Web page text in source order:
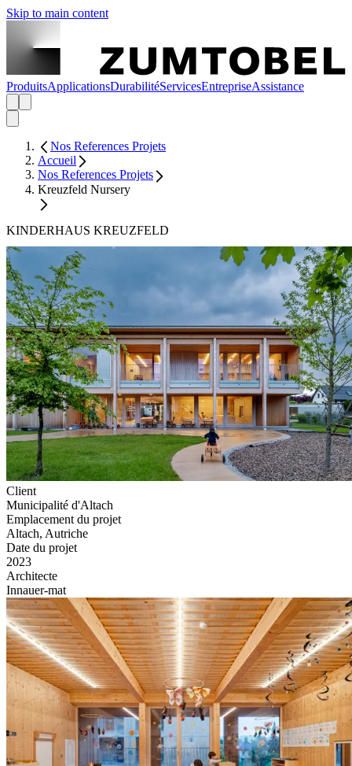
Skip to main content
ProduitsApplicationsDurabilitéServicesEntrepriseAssistance
Nos References Projets
Accueil
Nos References Projets
Kreuzfeld Nursery
KINDERHAUS KREUZFELD
Client
Municipalité d'Altach
Emplacement du projet
Altach, Autriche
Date du projet
2023
Architecte
Innauer-mat